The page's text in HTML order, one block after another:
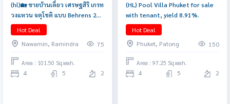
(hl)🏡 ขายบ้านเดี่ยว เศรษฐสิริ เกรท
วงแหวน จตุโชติ แบบ Behrens 287
ตร.ม. ราคา 16.99 ล้าน | Sansiri
Hot Deal
Nawamin, Ramindra
75
Area : 101.50 Sq.wah.
4 5 2
(HL) Pool Villa Phuket for sale
with tenant, yield 8.91%.
Hot Deal
Phuket, Patong
150
Area : 97.25 Sq.wah.
4 5 2